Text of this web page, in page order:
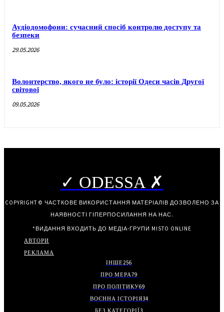
Аудіодомофони: сучасний спосіб контролю доступу та
безпеки
29.05.2026
Волонтерство, якого не було: історії Одеси часів Другої
світової
09.05.2026
✓ ODESSA ✗
COPYRIGHT © ЧАСТКОВЕ ВИКОРИСТАННЯ МАТЕРІАЛІВ ДОЗВОЛЕНО ЗА
НАЯВНОСТІ ГІПЕРПОСИЛАННЯ НА НАС.
*ВИДАННЯ ВХОДИТЬ ДО МЕДІА-ГРУПИ MISTO ONLINE
АВТОРИ
РЕКЛАМА
ІНШЕ256
ПРО МЕРА79
ПРО ПОЛІТИКУ69
ВОЄННА ІСТОРІЯ34
БЕЗ КАТЕГОРІЇ3